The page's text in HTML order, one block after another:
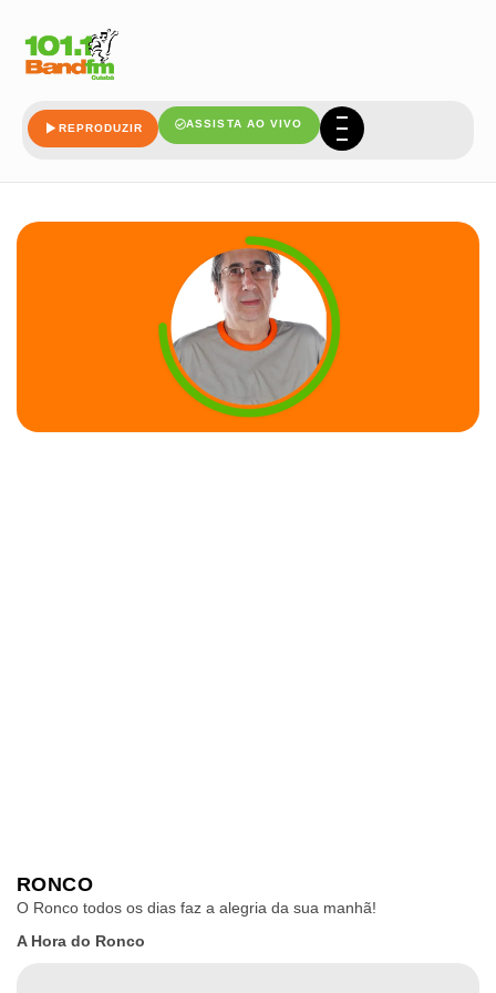
REPRODUZIR ASSISTA AO VIVO
RONCO
O Ronco todos os dias faz a alegria da sua manhã!
A Hora do Ronco